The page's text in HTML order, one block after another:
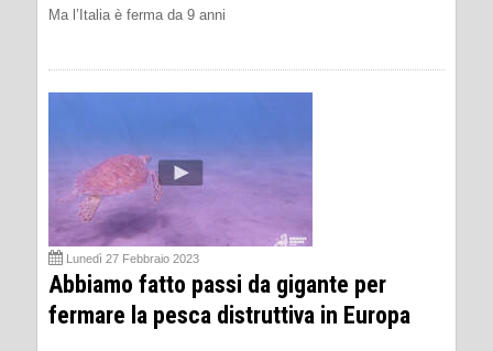
Ma l’Italia è ferma da 9 anni
Lunedì 27 Febbraio 2023
Abbiamo fatto passi da gigante per
fermare la pesca distruttiva in Europa